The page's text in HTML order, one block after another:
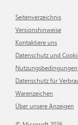
Seitenverzeichnis
Versionshinweise
Kontaktiere uns
Datenschutz und
Nutzungsbedingungen
Datenschutz für
Warenzeichen
Über unsere Anzeigen